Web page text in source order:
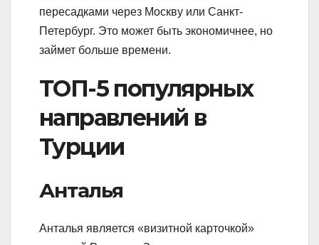
пересадками через Москву или Санкт-
Петербург. Это может быть экономичнее, но
займет больше времени.
ТОП-5 популярных
направлений в
Турции
Анталья
Анталья является «визитной карточкой»